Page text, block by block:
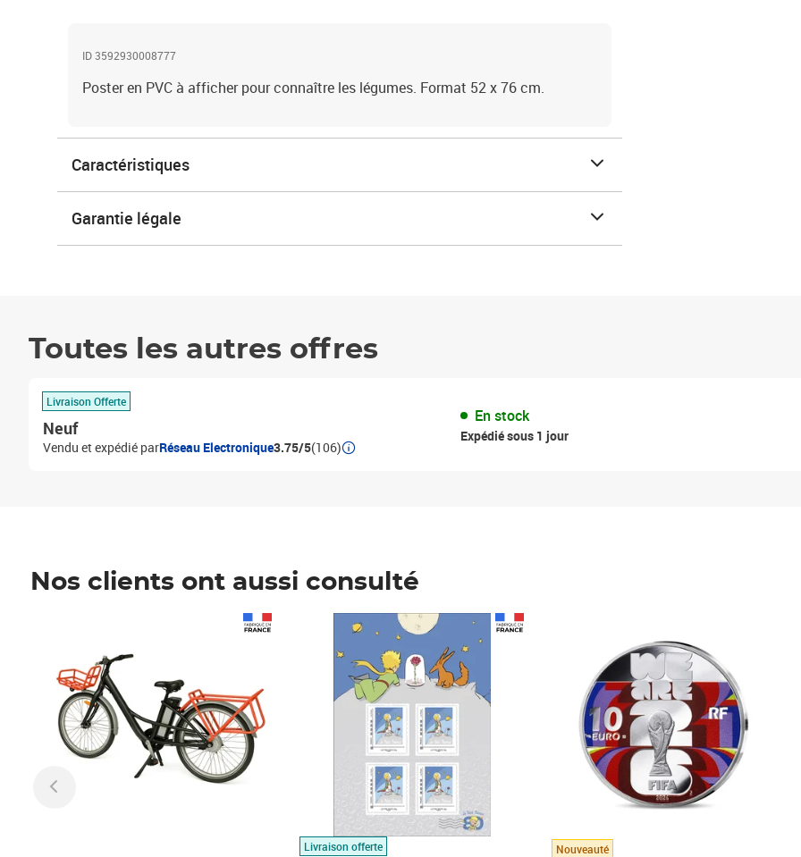
ID 3592930008777
Poster en PVC à afficher pour connaître les légumes. Format 52 x 76 cm.
Caractéristiques
Garantie légale
Toutes les autres offres
Livraison Offerte
Neuf
Vendu et expédié parRéseau Electronique3.75/5(106)
En stock
Expédié sous 1 jour
Nos clients ont aussi consulté
Livraison offerte
Prix 7,50€
Nouveauté